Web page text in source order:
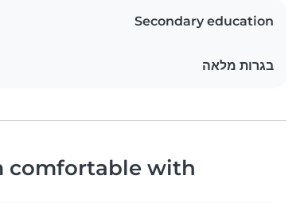
Secondary education
בגרות מלאה
comfortable with